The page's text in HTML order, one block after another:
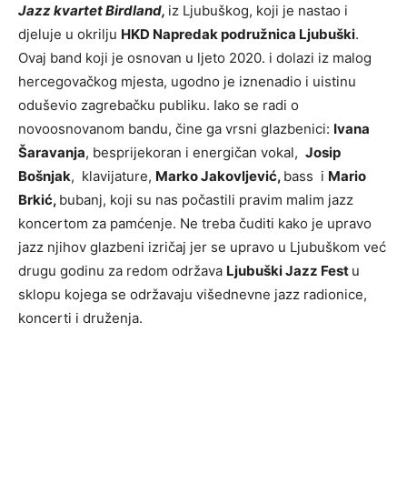
Jazz kvartet Birdland, iz Ljubuškog, koji je nastao i
djeluje u okrilju HKD Napredak podružnica Ljubuški.
Ovaj band koji je osnovan u ljeto 2020. i dolazi iz malog
hercegovačkog mjesta, ugodno je iznenadio i uistinu
oduševio zagrebačku publiku. Iako se radi o
novoosnovanom bandu, čine ga vrsni glazbenici: Ivana
Šaravanja, besprijekoran i energičan vokal, Josip
Bošnjak, klavijature, Marko Jakovljević, bass i Mario
Brkić, bubanj, koji su nas počastili pravim malim jazz
koncertom za pamćenje. Ne treba čuditi kako je upravo
jazz njihov glazbeni izričaj jer se upravo u Ljubuškom već
drugu godinu za redom održava Ljubuški Jazz Fest u
sklopu kojega se održavaju višednevne jazz radionice,
koncerti i druženja.